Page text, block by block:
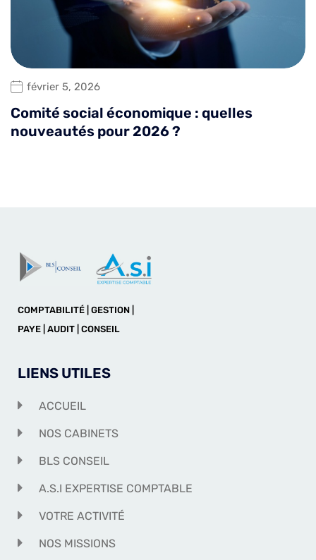
février 5, 2026
Comité social économique : quelles
nouveautés pour 2026 ?
COMPTABILITÉ | GESTION |
PAYE | AUDIT | CONSEIL
LIENS UTILES
ACCUEIL
NOS CABINETS
BLS CONSEIL
A.S.I EXPERTISE COMPTABLE
VOTRE ACTIVITÉ
NOS MISSIONS